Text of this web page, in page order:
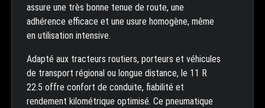
assure une très bonne tenue de route, une
adhérence efficace et une usure homogène, même
en utilisation intensive.
Adapté aux tracteurs routiers, porteurs et véhicules
de transport régional ou longue distance, le 11 R
22.5 offre confort de conduite, fiabilité et
rendement kilométrique optimisé. Ce pneumatique